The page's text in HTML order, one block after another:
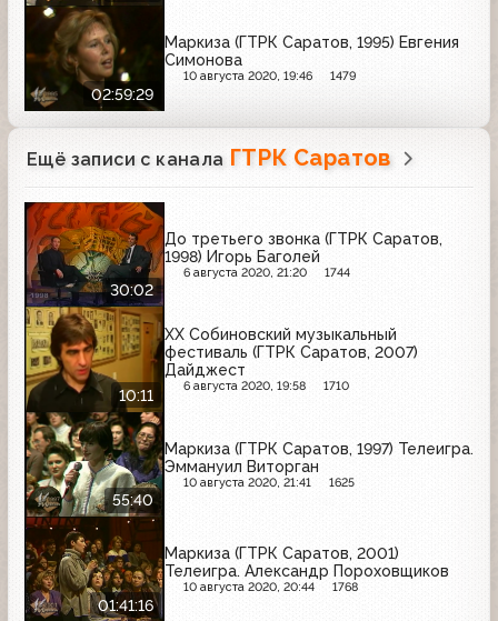
02:59:29
Маркиза (ГТРК Саратов, 1995) Евгения
Симонова
10 августа 2020, 19:46 1479
Ещё записи с канала ГТРК Саратов
30:02
До третьего звонка (ГТРК Саратов,
1998) Игорь Баголей
6 августа 2020, 21:20 1744
10:11
XX Собиновский музыкальный
фестиваль (ГТРК Саратов, 2007)
Дайджест
6 августа 2020, 19:58 1710
55:40
Маркиза (ГТРК Саратов, 1997) Телеигра.
Эммануил Виторган
10 августа 2020, 21:41 1625
01:41:16
Маркиза (ГТРК Саратов, 2001)
Телеигра. Александр Пороховщиков
10 августа 2020, 20:44 1768